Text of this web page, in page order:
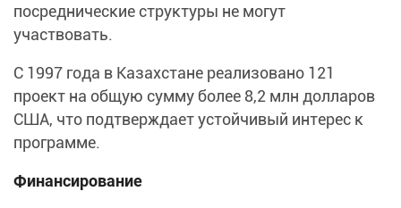
посреднические структуры не могут
участвовать.
С 1997 года в Казахстане реализовано 121
проект на общую сумму более 8,2 млн долларов
США, что подтверждает устойчивый интерес к
программе.
Финансирование